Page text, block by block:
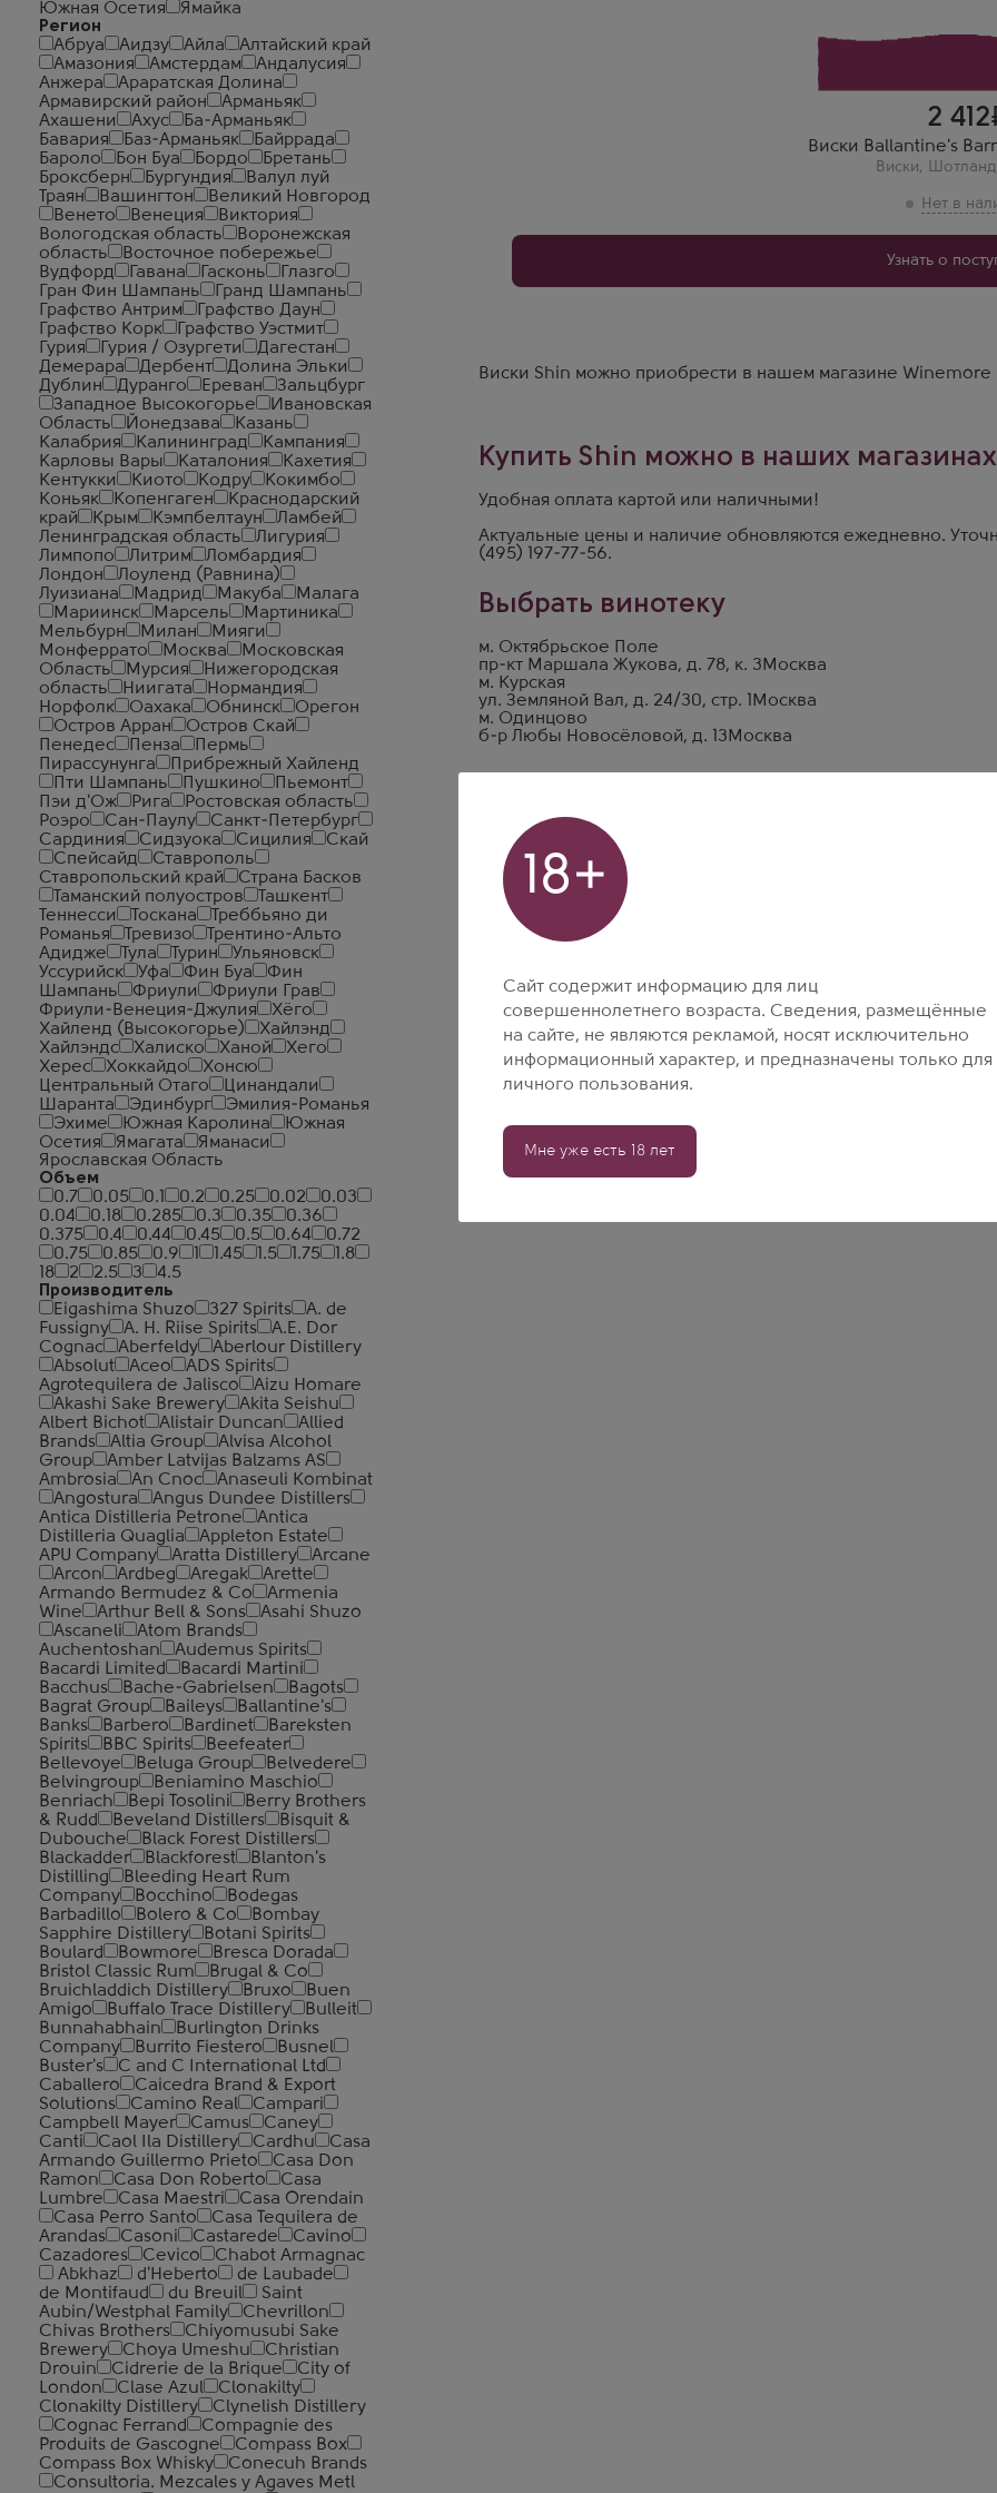
Южная Осетия
Ямайка
Регион
Абруа
Аидзу Айла
Алтайский край
Амазония
Амстердам
Андалусия
Анжера
Араратская Долина
Армавирский район
Арманьяк
Ахашени
Ахус
Ба-Арманьяк
Бавария
Баз-Арманьяк
Байррада
Бароло
Бон Буа Бордо
Бретань
Броксберн
Бургундия
Валул луй
Траян
Вашингтон
Великий Новгород
Венето
Венеция
Виктория
Вологодская область
Воронежская
область
Восточное побережье
Вудфорд
Гавана Гасконь
Глазго
Гран Фин Шампань
Гранд Шампань
Графство Антрим
Графство Даун
Графство Корк
Графство Уэстмит
Гурия
Гурия / Озургети
Дагестан
Демерара
Дербент
Долина Эльки
Дублин
Дуранго Ереван
Зальцбург
Западное Высокогорье
Ивановская
Область
Йонедзава
Казань
Калабрия
Калининград
Кампания
Карловы Вары
Каталония
Кахетия
Кентукки
Киото Кодру
Кокимбо
Коньяк
Копенгаген
Краснодарский
край
Крым Кэмпбелтаун
Ламбей
Ленинградская область
Лигурия
Лимпопо
Литрим
Ломбардия
Лондон
Лоуленд (Равнина)
Луизиана
Мадрид Макуба
Малага
Мариинск
Марсель
Мартиника
Мельбурн
Милан
Мияги
Монферрато
Москва
Московская
Область
Мурсия
Нижегородская
область
Ниигата
Нормандия
Норфолк
Оахака Обнинск
Орегон
Остров Арран
Остров Скай
Пенедес
Пенза
Пермь
Пирассунунга
Прибрежный Хайленд
Пти Шампань
Пушкино
Пьемонт
Пэи д'Ож
Рига
Ростовская область
Роэро
Сан-Паулу
Санкт-Петербург
Сардиния
Сидзуока Сицилия
Скай
Спейсайд
Ставрополь
Ставропольский край
Страна Басков
Таманский полуостров
Ташкент
Теннесси
Тоскана
Треббьяно ди
Романья
Тревизо
Трентино-Альто
Адидже
Тула Турин
Ульяновск
Уссурийск
Уфа Фин Буа
Фин
Шампань
Фриули
Фриули Грав
Фриули-Венеция-Джулия
Хёго
Хайленд (Высокогорье)
Хайлэнд
Хайлэндс
Халиско Ханой
Хего
Херес
Хоккайдо
Хонсю
Центральный Отаго
Цинандали
Шаранта
Эдинбург
Эмилия-Романья
Эхиме
Южная Каролина
Южная
Осетия
Ямагата
Яманаси
Ярославская Область
Объем
0.7
0.05 0.1 0.2 0.25 0.02
0.03
0.04
0.18 0.285 0.3 0.35
0.36
0.375
0.4 0.44 0.45 0.5 0.64
0.72
0.75
0.85 0.9 1.45 1.5 1.75
1.8
18
2 2.5 3
4.5
Производитель
Eigashima Shuzo
327 Spirits
A. de
Fussigny
A. H. Riise Spirits
A.E. Dor
Cognac
Aberfeldy
Aberlour Distillery
Absolut
Aceo
ADS Spirits
Agrotequilera de Jalisco
Aizu Homare
Akashi Sake Brewery
Akita Seishu
Albert Bichot
Alistair Duncan
Allied
Brands
Altia Group
Alvisa Alcohol
Group
Amber Latvijas Balzams AS
Ambrosia
An Cnoc
Anaseuli Kombinat
Angostura
Angus Dundee Distillers
Antica Distilleria Petrone
Antica
Distilleria Quaglia
Appleton Estate
APU Company
Aratta Distillery
Arcane
Arcon
Ardbeg Aregak
Arette
Armando Bermudez & Co
Armenia
Wine
Arthur Bell & Sons
Asahi Shuzo
Ascaneli
Atom Brands
Auchentoshan
Audemus Spirits
Bacardi Limited
Bacardi Martini
Bacchus
Bache-Gabrielsen
Bagots
Bagrat Group
Baileys
Ballantine's
Banks
Barbero Bardinet
Bareksten
Spirits
BBC Spirits
Beefeater
Bellevoye
Beluga Group
Belvedere
Belvingroup
Beniamino Maschio
Benriach
Bepi Tosolini
Berry Brothers
& Rudd
Beveland Distillers
Bisquit &
Dubouche
Black Forest Distillers
Blackadder
Blackforest
Blanton's
Distilling
Bleeding Heart Rum
Company
Bocchino
Bodegas
Barbadillo
Bolero & Co
Bombay
Sapphire Distillery
Botani Spirits
Boulard
Bowmore
Bresca Dorada
Bristol Classic Rum
Brugal & Co
Bruichladdich Distillery
Bruxo
Buen
Amigo
Buffalo Trace Distillery
Bulleit
Bunnahabhain
Burlington Drinks
Company
Burrito Fiestero
Busnel
Buster's
C and C International Ltd
Caballero
Caicedra Brand & Export
Solutions
Camino Real
Campari
Campbell Mayer
Camus
Caney
Canti
Caol Ila Distillery Cardhu
Casa
Armando Guillermo Prieto
Casa Don
Ramon
Casa Don Roberto
Casa
Lumbre
Casa Maestri
Casa Orendain
Casa Perro Santo
Casa Tequilera de
Arandas
Casoni Castarede
Cavino
Cazadores
Cevico
Chabot Armagnac
Abkhaz
d'Heberto
de Laubade
de Montifaud
du Breuil
Saint
Aubin/Westphal Family
Chevrillon
Chivas Brothers
Chiyomusubi Sake
Brewery
Choya Umeshu
Christian
Drouin
Cidrerie de la Brique
City of
London
Clase Azul
Clonakilty
Clonakilty Distillery
Clynelish Distillery
Cognac Ferrand
Compagnie des
Produits de Gascogne
Compass Box
Compass Box Whisky
Conecuh Brands
Consultoria. Mezcales y Agaves Metl
2 412
Виски Ballantine's
Виски,
Узнать о
Виски Shin можно приобрести в нашем магазине
Купить Shin можно в наших
Удобная оплата картой или наличными!
Актуальные цены и наличие обновляются ежедневно.
(495) 197-77-56.
Выбрать винотеку
м. Октябрьское Поле
пр-кт Маршала Жукова, д. 78, к. 3 Москва
м. Курская
ул. Земляной Вал, д. 24/30, стр. 1
Москва
м. Одинцово
б-р Любы Новосёловой, д. 13 Москва
18+
Сайт содержит информацию для лиц
совершеннолетнего возраста. Сведения, размещённые
на сайте, не являются рекламой, носят исключительно
информационный характер, и предназначены только для
личного пользования.
Мне уже есть 18 лет